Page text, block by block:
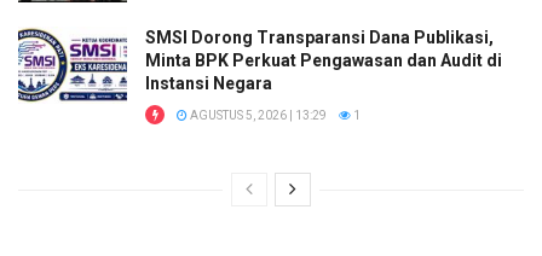
SMSI Dorong Transparansi Dana Publikasi,
Minta BPK Perkuat Pengawasan dan Audit di
Instansi Negara
AGUSTUS 5, 2026 | 13:29 1